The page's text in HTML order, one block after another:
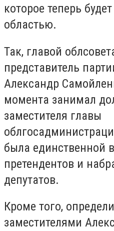
которое теперь
областью.
Так, главой
представитель
Александр
момента занимал
заместителя главы
была единственной
претендентов и
депутатов.
Кроме того,
заместителями